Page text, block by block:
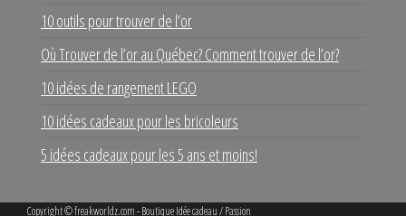
10 outils pour trouver de l’or
Où Trouver de l’or au Québec? Comment trouver de l’or?
10 idées de rangement LEGO
10 idées cadeaux pour les bricoleurs
5 idées cadeaux pour les 5 ans et moins!
Copyright ©freakworldz.com - Boutique Idée cadeau / Passion